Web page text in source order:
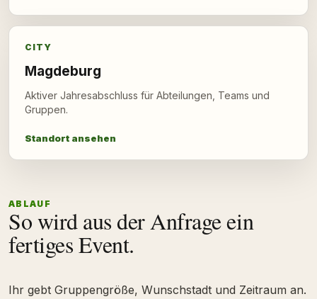
CITY
Magdeburg
Aktiver Jahresabschluss für Abteilungen, Teams und
Gruppen.
Standort ansehen
ABLAUF
So wird aus der Anfrage ein
fertiges Event.
Ihr gebt Gruppengröße, Wunschstadt und Zeitraum an.